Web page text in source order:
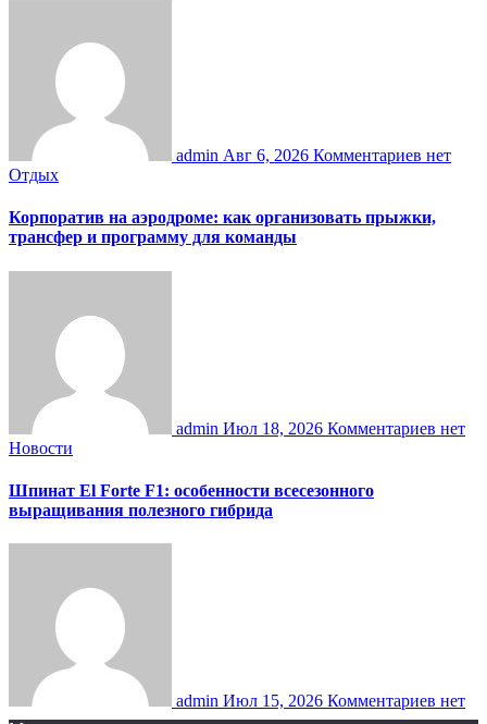
admin Авг 6, 2026 Комментариев нет
Отдых
Корпоратив на аэродроме: как организовать прыжки,
трансфер и программу для команды
admin Июл 18, 2026 Комментариев нет
Новости
Шпинат El Forte F1: особенности всесезонного
выращивания полезного гибрида
admin Июл 15, 2026 Комментариев нет